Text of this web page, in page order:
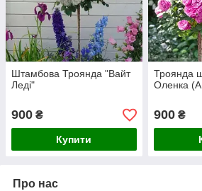
Штамбова Троянда "Вайт
Леді"
900 ₴
Купити
Троянда
Оленка
900₴
Про нас